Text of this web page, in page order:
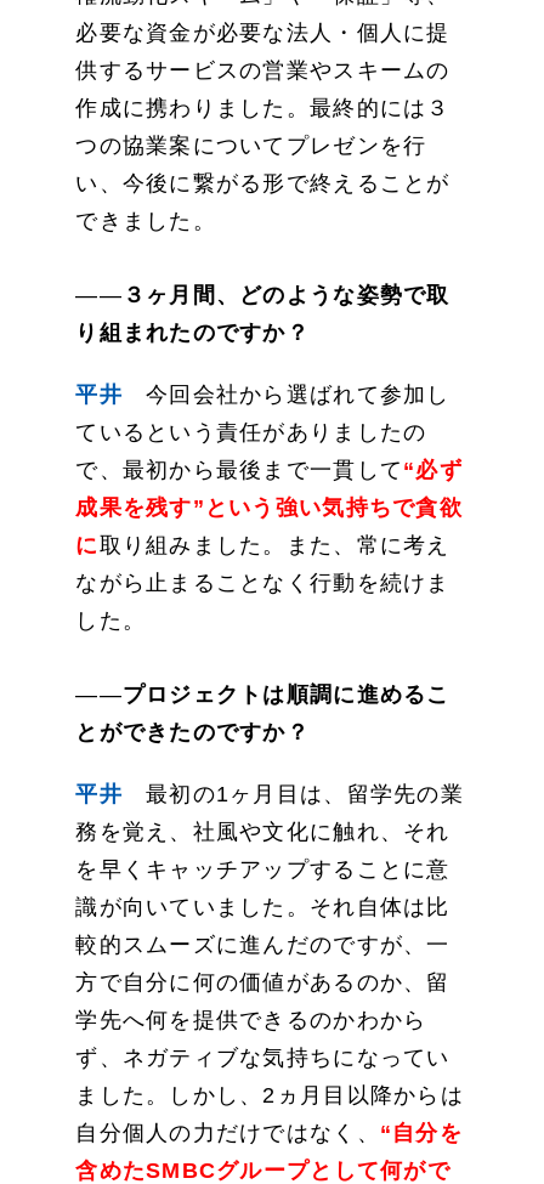
必要な資金が必要な法人・個人に提
供するサービスの営業やスキームの
作成に携わりました。最終的には３
つの協業案についてプレゼンを行
い、今後に繋がる形で終えることが
できました。
―― ３ヶ月間、どのような姿勢で取
り組まれたのですか？
平井 今回会社から選ばれて参加し
ているという責任がありましたの
で、最初から最後まで一貫して “必ず
成果を残す”という強い気持ちで貪欲
に取り組みました。また、常に考え
ながら止まることなく行動を続けま
した。
――プロジェクトは順調に進めるこ
とができたのですか？
平井 最初の1ヶ月目は、留学先の業
務を覚え、社風や文化に触れ、それ
を早くキャッチアップすることに意
識が向いていました。それ自体は比
較的スムーズに進んだのですが、一
方で自分に何の価値があるのか、留
学先へ何を提供できるのかわから
ず、ネガティブな気持ちになってい
ました。しかし、2ヵ月目以降からは
自分個人の力だけではなく、 “自分を
含めたSMBCグループとして何がで